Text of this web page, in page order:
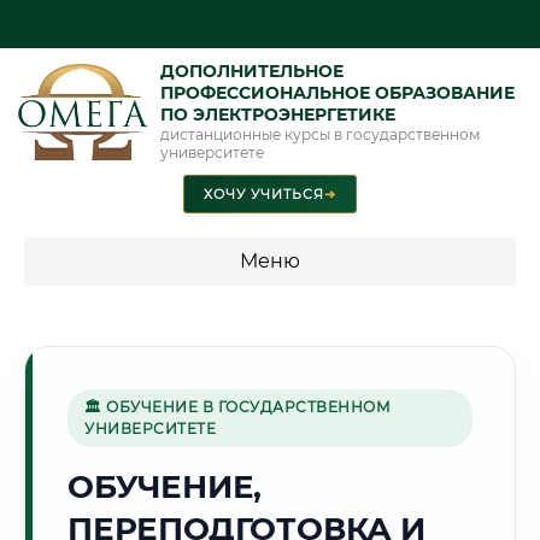
ДОПОЛНИТЕЛЬНОЕ
ПРОФЕССИОНАЛЬНОЕ ОБРАЗОВАНИЕ
ПО ЭЛЕКТРОЭНЕРГЕТИКЕ
дистанционные курсы в государственном
университете
ХОЧУ УЧИТЬСЯ➜
Меню
🌲
Г. СЫКТЫВКАР
🏛 ОБУЧЕНИЕ В ГОСУДАРСТВЕННОМ
УНИВЕРСИТЕТЕ
ОБУЧЕНИЕ,
ПЕРЕПОДГОТОВКА И